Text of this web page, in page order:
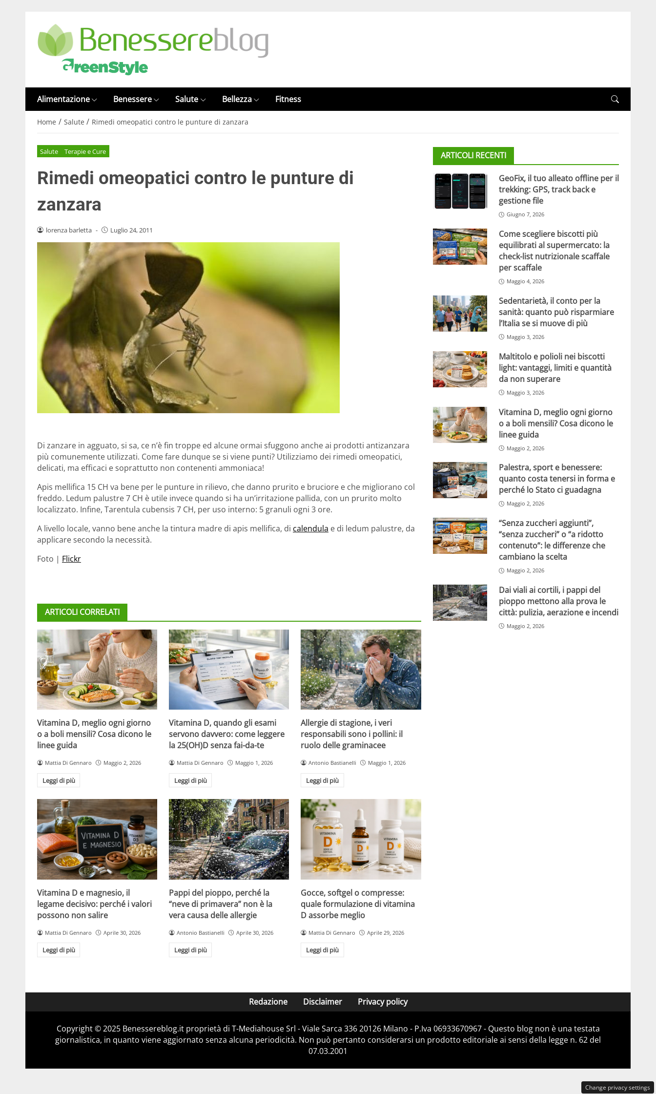
Alimentazione Benessere Salute Bellezza Fitness
Home / Salute / Rimedi omeopatici contro le punture di zanzara
Salute Terapie e Cure
Rimedi omeopatici contro le punture di
zanzara
lorenza barletta - Luglio 24, 2011
Di zanzare in agguato, si sa, ce n’è fin troppe ed alcune ormai sfuggono anche ai prodotti antizanzara
più comunemente utilizzati. Come fare dunque se si viene punti? Utilizziamo dei rimedi omeopatici,
delicati, ma efficaci e soprattutto non contenenti ammoniaca!
Apis mellifica 15 CH va bene per le punture in rilievo, che danno prurito e bruciore e che migliorano col
freddo. Ledum palustre 7 CH è utile invece quando si ha un’irritazione pallida, con un prurito molto
localizzato. Infine, Tarentula cubensis 7 CH, per uso interno: 5 granuli ogni 3 ore.
A livello locale, vanno bene anche la tintura madre di apis mellifica, di calendula e di ledum palustre, da
applicare secondo la necessità.
Foto | Flickr
ARTICOLI CORRELATI
Vitamina D, meglio ogni giorno
o a boli mensili? Cosa dicono le
linee guida
Mattia Di Gennaro Maggio 2, 2026
Leggi di più
Vitamina D, quando gli esami
servono davvero: come leggere
la 25(OH)D senza fai-da-te
Mattia Di Gennaro Maggio 1, 2026
Leggi di più
Allergie di stagione, i veri
responsabili sono i pollini: il
ruolo delle graminacee
Antonio Bastianelli Maggio 1, 2026
Leggi di più
Vitamina D e magnesio, il
legame decisivo: perché i valori
possono non salire
Mattia Di Gennaro Aprile 30, 2026
Leggi di più
Pappi del pioppo, perché la
“neve di primavera” non è la
vera causa delle allergie
Antonio Bastianelli Aprile 30, 2026
Leggi di più
Gocce, softgel o compresse:
quale formulazione di vitamina
D assorbe meglio
Mattia Di Gennaro Aprile 29, 2026
Leggi di più
ARTICOLI RECENTI
GeoFix, il tuo alleato offline per il
trekking: GPS, track back e
gestione file
Giugno 7, 2026
Come scegliere biscotti più
equilibrati al supermercato: la
check-list nutrizionale scaffale
per scaffale
Maggio 4, 2026
Sedentarietà, il conto per la
sanità: quanto può risparmiare
l’Italia se si muove di più
Maggio 3, 2026
Maltitolo e polioli nei biscotti
light: vantaggi, limiti e quantità
da non superare
Maggio 3, 2026
Vitamina D, meglio ogni giorno
o a boli mensili? Cosa dicono le
linee guida
Maggio 2, 2026
Palestra, sport e benessere:
quanto costa tenersi in forma e
perché lo Stato ci guadagna
Maggio 2, 2026
“Senza zuccheri aggiunti”,
“senza zuccheri” o “a ridotto
contenuto”: le differenze che
cambiano la scelta
Maggio 2, 2026
Dai viali ai cortili, i pappi del
pioppo mettono alla prova le
città: pulizia, aerazione e incendi
Maggio 2, 2026
Redazione Disclaimer Privacy policy
Copyright © 2025 Benessereblog.it proprietà di T-Mediahouse Srl - Viale Sarca 336 20126 Milano - P.Iva 06933670967 - Questo blog non è una testata
giornalistica, in quanto viene aggiornato senza alcuna periodicità. Non può pertanto considerarsi un prodotto editoriale ai sensi della legge n. 62 del
07.03.2001
Change privacy settings